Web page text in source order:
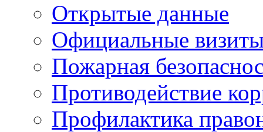
Открытые данные
Официальные
Пожарная
Противодействие
Профилактика